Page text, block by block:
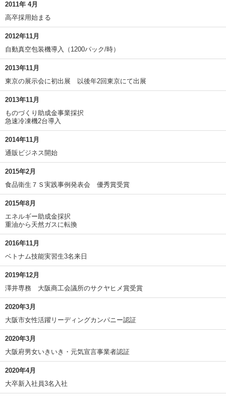
2011年 4月
高卒採用始まる
2012年11月
自動真空包装機導入（1200パック/時）
2013年11月
東京の展示会に初出展 以後年2回東京にて出展
2013年11月
ものづくり助成金事業採択
急速冷凍機2台導入
2014年11月
通販ビジネス開始
2015年2月
食品衛生７Ｓ実践事例発表会 優秀賞受賞
2015年8月
エネルギー助成金採択
重油から天然ガスに転換
2016年11月
ベトナム技能実習生3名来日
2019年12月
澤井専務 大阪商工会議所のサクヤヒメ賞受賞
2020年3月
大阪市女性活躍リーディングカンパニー認証
2020年3月
大阪府男女いきいき・元気宣言事業者認証
2020年4月
大卒新入社員3名入社